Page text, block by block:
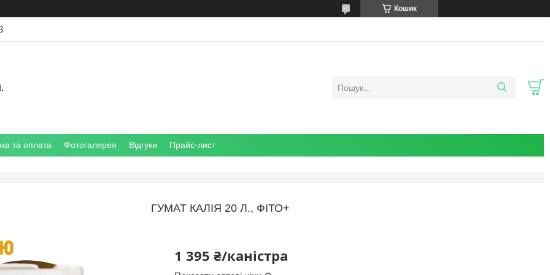
Кошик
та оплата Фотогалерея Відгуки Прайс-лист
ГУМАТ КАЛІЯ 20 Л., ФІТО+
1 395 ₴/каністра